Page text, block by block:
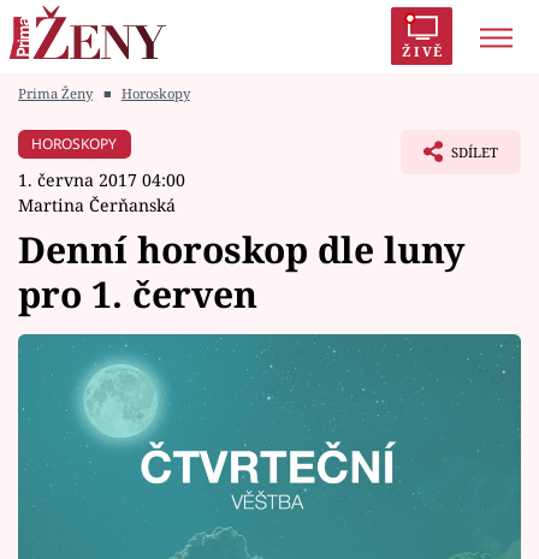
ŽIVĚ
Módní alarm
Témata
Celebrity
Vztahy
Seriály
Horoskopy
Prima Ženy ■ Horoskopy
HOROSKOPY
1. června 2017 04:00
Martina Čerňanská
SDÍLET
Denní horoskop dle luny
pro 1. červen